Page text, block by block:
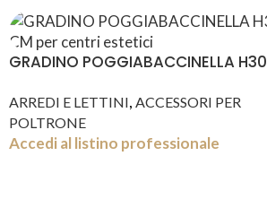
GRADINO POGGIABACCINELLA H30
ARREDI E LETTINI, ACCESSORI PER
POLTRONE
Accedi al listino professionale